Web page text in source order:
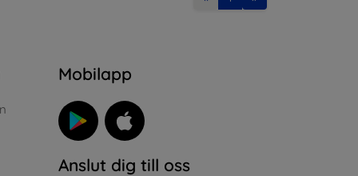
Mobilapp
Anslut dig till oss